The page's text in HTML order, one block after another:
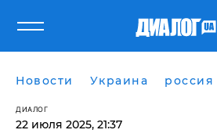
Новости Украина россия
ДИАЛОГ
22 июля 2025, 21:37